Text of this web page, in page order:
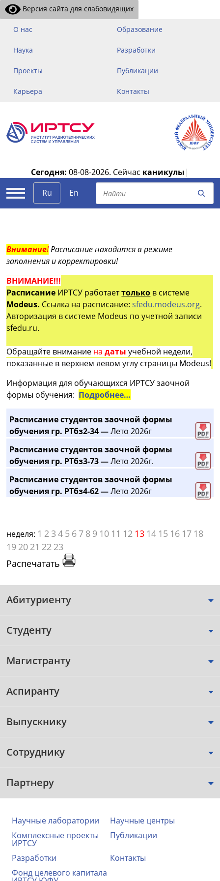
Версия сайта для слабовидящих
О нас Образование
Наука Разработки
Проекты Публикации
Карьера Контакты
Сегодня: 08-08-2026. Сейчас каникулы |
Ru
En
Внимание!Расписание находится в режиме
заполнения и корректировки!
ВНИМАНИЕ!!!
Расписание ИРТСУ работаеттолько в системе
Modeus. Ссылка на расписание:sfedu.modeus.org.
Авторизация в системе Modeus по учетной записи
sfedu.ru.
Обращайте внимание на датыучебной недели,
показанные в верхнем левом углу страницы Modeus!
Информация для обучающихся ИРТСУ заочной
формы обучения: Подробнее…
Расписание студентов заочной формы
обучения гр. РТбз2-34 —Лето 2026г
Расписание студентов заочной формы
обучения гр. РТбз3-73 —Лето 2026г.
Расписание студентов заочной формы
обучения гр. РТбз4-62 —Лето 2026г
неделя: 1 2 3 4 5 6 7 8 9 10 11 12 13 14 15 16 17 18
19 20 21 22 23
Распечатать
Абитуриенту
Студенту
Магистранту
Аспиранту
Выпускнику
Сотруднику
Партнеру
Научные лаборатории
Научные центры
Комплексные проекты
ИРТСУ
Публикации
Разработки
Контакты
Фонд целевого капитала